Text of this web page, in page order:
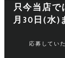
只今当店で
月30日(水)
応募してい